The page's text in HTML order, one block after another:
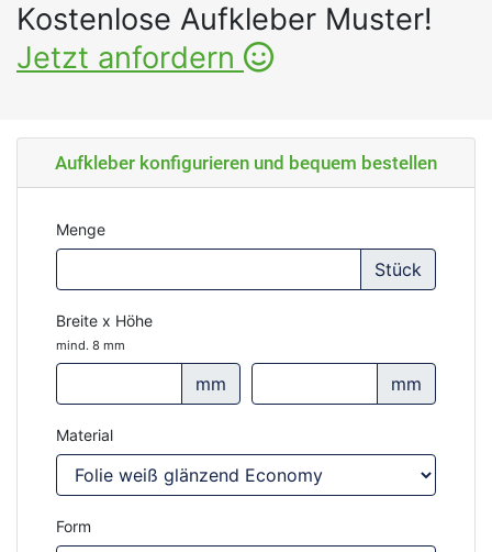
Kostenlose Aufkleber Muster!
Jetzt anfordern
Aufkleber konfigurieren und bequem bestellen
Menge
Stück
Breite x Höhe
mind. 8 mm
mm mm
Material
Form